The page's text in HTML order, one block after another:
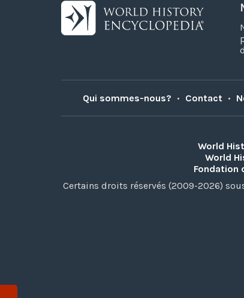
Qui sommes-nous? • Contact •
World
World
Fondation
Certains droits réservés (2009-2026)